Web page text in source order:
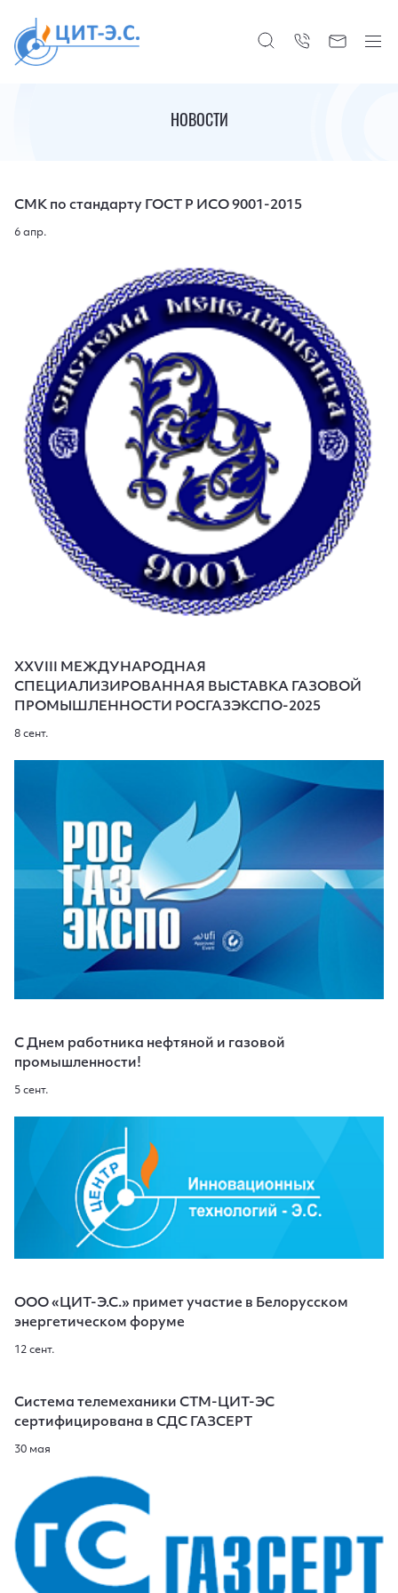
НОВОСТИ
СМК по стандарту ГОСТ Р ИСО 9001-2015
6 апр.
XXVIII МЕЖДУНАРОДНАЯ
СПЕЦИАЛИЗИРОВАННАЯ ВЫСТАВКА ГАЗОВОЙ
ПРОМЫШЛЕННОСТИ РОСГАЗЭКСПО-2025
8 сент.
С Днем работника нефтяной и газовой
промышленности!
5 сент.
ООО «ЦИТ-Э.С.» примет участие в Белорусском
энергетическом форуме
12 сент.
Система телемеханики СТМ-ЦИТ-ЭС
сертифицирована в СДС ГАЗСЕРТ
30 мая